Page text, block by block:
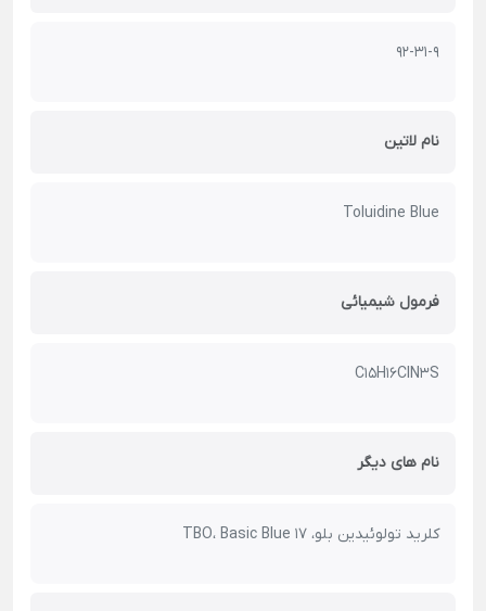
92-31-9
نام لاتین
Toluidine Blue
فرمول شیمیائی
C15H16ClN3S
نام های دیگر
کلرید تولوئیدین بلو، TBO، Basic Blue 17